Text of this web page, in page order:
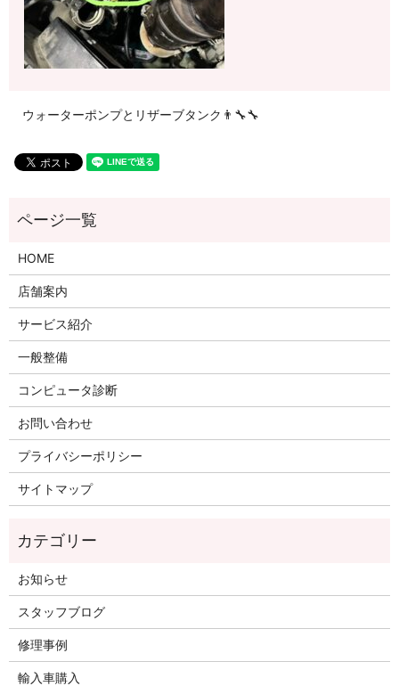
ウォーターポンプとリザーブタンク👨‍🔧🔧
HOME
店舗案内
サービス紹介
一般整備
コンピュータ診断
お問い合わせ
プライバシーポリシー
サイトマップ
お知らせ
スタッフブログ
修理事例
輸入車購入